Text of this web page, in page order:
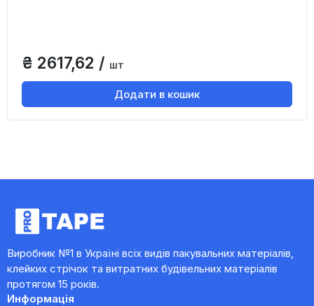
₴ 2617,62 / шт
Додати в кошик
Виробник №1 в Україні всіх видів пакувальних матеріалів,
клейких стрічок та витратних будівельних матеріалів
протягом 15 років.
Информація